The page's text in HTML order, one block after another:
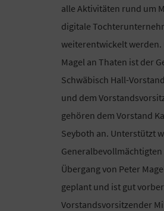
alle Aktivitäten rund um
digitale
weiterentwickelt werden.
Magel an Thaten ist der
Schwäbisch Hall-
und dem
gehören dem Vorstand
Seyboth an. Unterstützt
Generalbevollmächtigten
Übergang von Peter
geplant und ist gut
Vorstandsvorsitzender